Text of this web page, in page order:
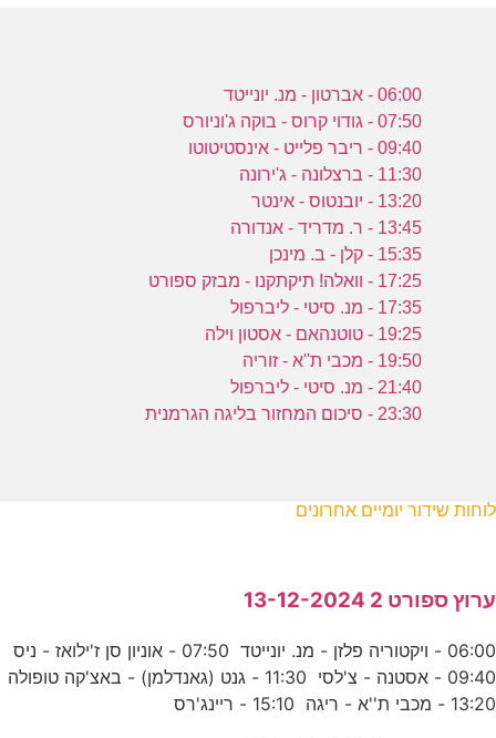
06:00 - אברטון - מנ. יונייטד
07:50 - גודוי קרוס - בוקה ג'וניורס
09:40 - ריבר פלייט - אינסטיטוטו
11:30 - ברצלונה - ג'ירונה
13:20 - יובנטוס - אינטר
13:45 - ר. מדריד - אנדורה
15:35 - קלן - ב. מינכן
17:25 - וואלה! תיקתקנו - מבזק ספורט
17:35 - מנ. סיטי - ליברפול
19:25 - טוטנהאם - אסטון וילה
19:50 - מכבי ת''א - זוריה
21:40 - מנ. סיטי - ליברפול
23:30 - סיכום המחזור בליגה הגרמנית
לוחות שידור יומיים אחרונים
ערוץ ספורט 2 13-12-2024
06:00 - ויקטוריה פלזן - מנ. יונייטד 07:50 - אוניון סן ז'ילואז - ניס
09:40 - אסטנה - צ'לסי 11:30 - גנט (גאנדלמן) - באצ'קה טופולה
13:20 - מכבי ת''א - ריגה 15:10 - ריינג'רס